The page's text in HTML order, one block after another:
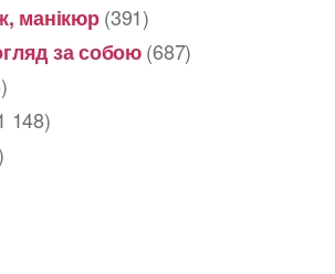
манікюр(391)
за собою(687)
148)